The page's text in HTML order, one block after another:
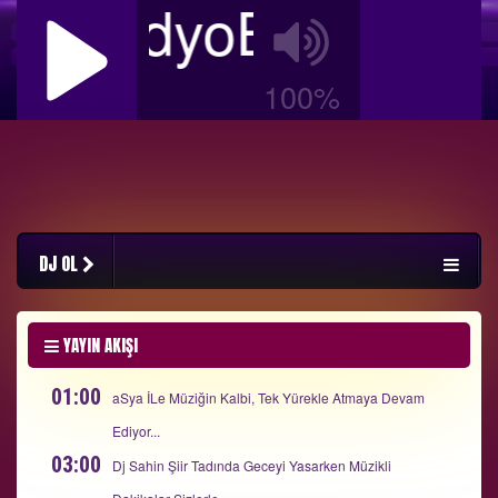
RadyoBizimFM
100%
DJ OL
YAYIN AKIŞI
01:00
aSya İLe Müziğin Kalbi, Tek Yürekle Atmaya Devam
Ediyor...
03:00
Dj Sahin Şiir Tadında Geceyi Yasarken Müzikli